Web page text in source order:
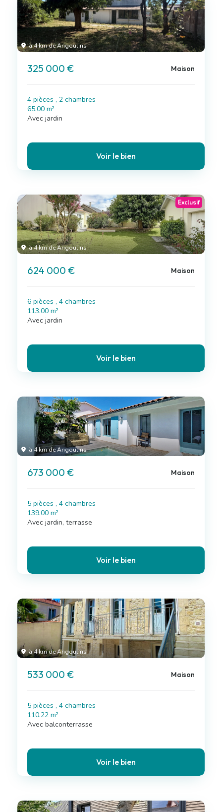
à 4 km de Angoulins
325 000 € Maison
4 pièces , 2 chambres
65.00 m²
Avec jardin
Voir le bien
à 4 km de Angoulins
Exclusif
624 000 € Maison
6 pièces , 4 chambres
113.00 m²
Avec jardin
Voir le bien
à 4 km de Angoulins
673 000 € Maison
5 pièces , 4 chambres
139.00 m²
Avec jardin, terrasse
Voir le bien
à 4 km de Angoulins
533 000 € Maison
5 pièces , 4 chambres
110.22 m²
Avec balconterrasse
Voir le bien